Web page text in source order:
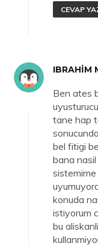
CEVAP
IBRAHIM
Ben ates
tane hap
bel fitigi
bana
konuda
istiyorum
bu